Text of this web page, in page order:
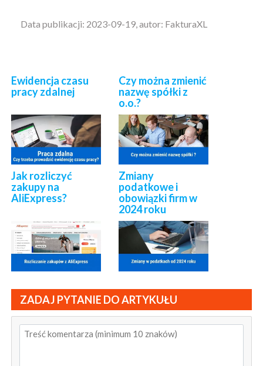
Data publikacji: 2023-09-19, autor: FakturaXL
Ewidencja czasu
pracy zdalnej
Czy można zmienić
nazwę spółki z
o.o.?
Jak rozliczyć
zakupy na
AliExpress?
Zmiany
podatkowe i
obowiązki firm w
2024 roku
ZADAJ PYTANIE DO ARTYKUŁU